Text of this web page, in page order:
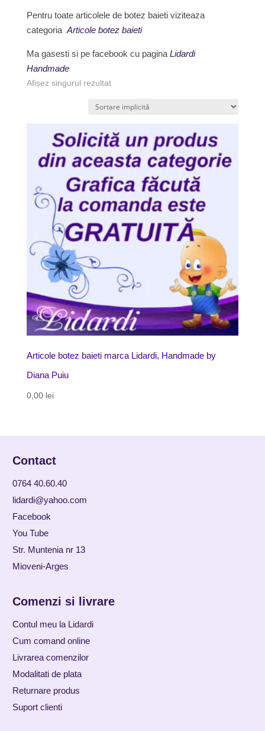
Pentru toate articolele de botez baieti viziteaza
categoria Articole botez baieti
Ma gasesti si pe facebook cu pagina Lidardi
Handmade
Afișez singurul rezultat
Articole botez baieti marca Lidardi, Handmade by
Diana Puiu
0,00 lei
Contact
0764 40.60.40
lidardi@yahoo.com
Facebook
You Tube
Str. Muntenia nr 13
Mioveni-Arges
Comenzi si livrare
Contul meu la Lidardi
Cum comand online
Livrarea comenzilor
Modalitati de plata
Returnare produs
Suport clienti